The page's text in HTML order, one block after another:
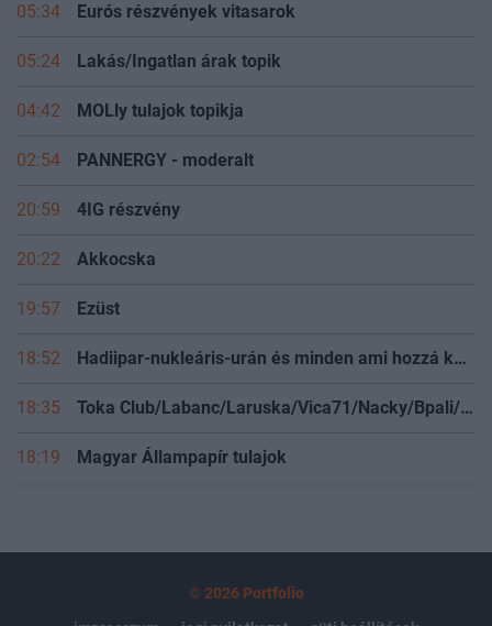
05:34 Eurós részvények vitasarok
05:24 Lakás/Ingatlan árak topik
04:42 MOLly tulajok topikja
02:54 PANNERGY - moderalt
20:59 4IG részvény
20:22 Akkocska
19:57 Ezüst
18:52 Hadiipar-nukleáris-urán és minden ami hozzá kapcsolódik
18:35 Toka Club/Labanc/Laruska/Vica71/Nacky/Bpali/Oldrider/Josefernando/Mcbull/Kawaszabi
18:19 Magyar Állampapír tulajok
© 2026 Portfolio